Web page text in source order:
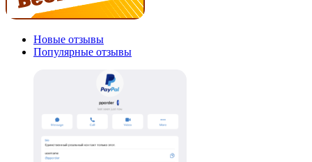
Новые отзывы
Популярные отзывы